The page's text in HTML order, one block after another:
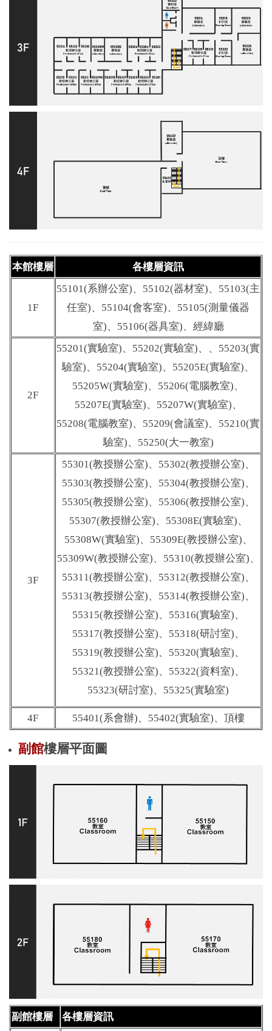
本館樓層 各樓層資訊
1F
55101(系辦公室)、55102(器材室)、55103(主
任室)、55104(會客室)、55105(測量儀器
室)、55106(器具室)、經緯廳
2F
55201(實驗室)、55202(實驗室)、、55203(實
驗室)、55204(實驗室)、55205E(實驗室)、
55205W(實驗室)、55206(電腦教室)、
55207E(實驗室)、55207W(實驗室)、
55208(電腦教室)、55209(會議室)、55210(實
驗室)、55250(大一教室)
3F
55301(教授辦公室)、55302(教授辦公室)、
55303(教授辦公室)、55304(教授辦公室)、
55305(教授辦公室)、55306(教授辦公室)、
55307(教授辦公室)、55308E(實驗室)、
55308W(實驗室)、55309E(教授辦公室)、
55309W(教授辦公室)、55310(教授辦公室)、
55311(教授辦公室)、55312(教授辦公室)、
55313(教授辦公室)、55314(教授辦公室)、
55315(教授辦公室)、55316(實驗室)、
55317(教授辦公室)、55318(研討室)、
55319(教授辦公室)、55320(實驗室)、
55321(教授辦公室)、55322(資料室)、
55323(研討室)、55325(實驗室)
4F 55401(系會辦)、55402(實驗室)、頂樓
副館樓層平面圖
副館樓層 各樓層資訊